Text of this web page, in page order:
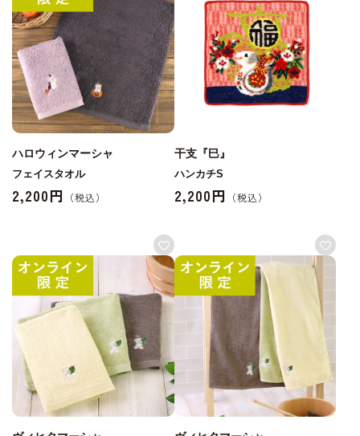
ハロウィンマーシャ
フェイスタオル
2,200円
干支『巳』
ハンカチS
2,200円